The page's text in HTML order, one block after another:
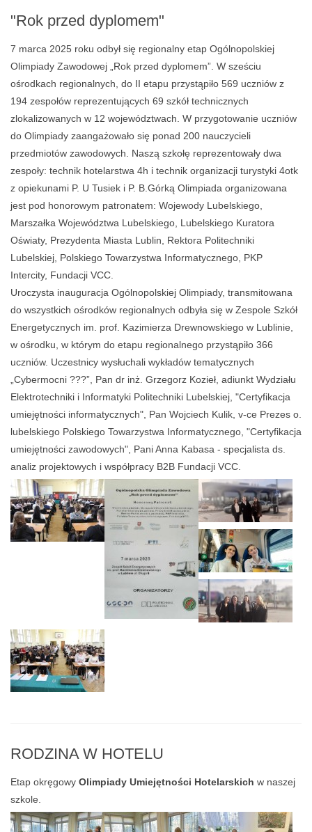
"Rok przed dyplomem"
7 marca 2025 roku odbył się regionalny etap Ogólnopolskiej
Olimpiady Zawodowej „Rok przed dyplomem”. W sześciu
ośrodkach regionalnych, do II etapu przystąpiło 569 uczniów z
194 zespołów reprezentujących 69 szkół technicznych
zlokalizowanych w 12 województwach. W przygotowanie uczniów
do Olimpiady zaangażowało się ponad 200 nauczycieli
przedmiotów zawodowych. Naszą szkołę reprezentowały dwa
zespoły: technik hotelarstwa 4h i technik organizacji turystyki 4otk
z opiekunami P. U Tusiek i P. B.Górką Olimpiada organizowana
jest pod honorowym patronatem: Wojewody Lubelskiego,
Marszałka Województwa Lubelskiego, Lubelskiego Kuratora
Oświaty, Prezydenta Miasta Lublin, Rektora Politechniki
Lubelskiej, Polskiego Towarzystwa Informatycznego, PKP
Intercity, Fundacji VCC.
Uroczysta inauguracja Ogólnopolskiej Olimpiady, transmitowana
do wszystkich ośrodków regionalnych odbyła się w Zespole Szkół
Energetycznych im. prof. Kazimierza Drewnowskiego w Lublinie,
w ośrodku, w którym do etapu regionalnego przystąpiło 366
uczniów. Uczestnicy wysłuchali wykładów tematycznych
„Cybermocni ???”, Pan dr inż. Grzegorz Kozieł, adiunkt Wydziału
Elektrotechniki i Informatyki Politechniki Lubelskiej, "Certyfikacja
umiejętności informatycznych", Pan Wojciech Kulik, v-ce Prezes o.
lubelskiego Polskiego Towarzystwa Informatycznego, "Certyfikacja
umiejętności zawodowych", Pani Anna Kabasa - specjalista ds.
analiz projektowych i współpracy B2B Fundacji VCC.
RODZINA W HOTELU
Etap okręgowy Olimpiady Umiejętności Hotelarskich w naszej
szkole.